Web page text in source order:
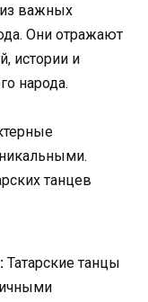
из важных
Они отражают
истории и
народа.
танцев
Татарские танцы